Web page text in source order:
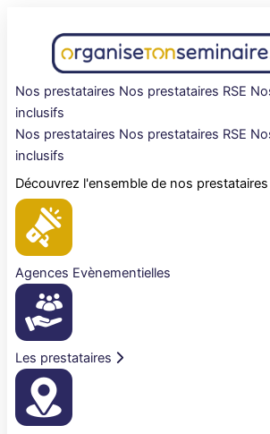
Nos prestataires Nos prestataires RSE
inclusifs
Nos prestataires Nos prestataires RSE
inclusifs
Découvrez l'ensemble de nos prestataires
Agences Evènementielles
Les prestataires